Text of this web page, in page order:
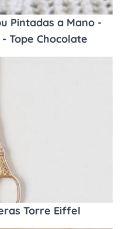
Pintadas a Mano -
Tope Chocolate
Torre Eiffel